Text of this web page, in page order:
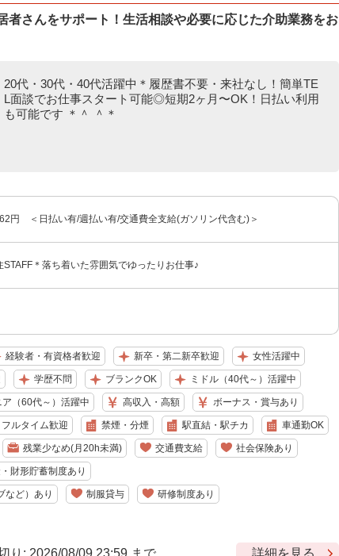
者さんをサポート！生活相談や必要に応じた介助業務をお
20代・30代・40代活躍中＊履歴書不要・来社なし！簡単TE
L面談でお仕事スタート可能◎短期2ヶ月〜OK！日払い利用
も可能です ＊＾ ＾＊
円 ＜日払い有/週払い有/交通費全支給(ガソリン代含む)＞
＊落ち着いた雰囲気でゆったりお仕事♪
経験者・有資格者歓迎 新卒・第二新卒歓迎 女性活躍中
学歴不問 ブランクOK ミドル（40代～）活躍中
ア（60代～）活躍中 高収入・高額 ボーナス・賞与あり
フルタイム歓迎 禁煙・分煙 駅直結・駅チカ 車通勤OK
残業少なめ(月20h未満) 交通費支給 社会保険あり
財形貯蓄制度あり
など）あり 制服貸与 研修制度あり
: 2026/08/09 23:59 まで 詳細を見る